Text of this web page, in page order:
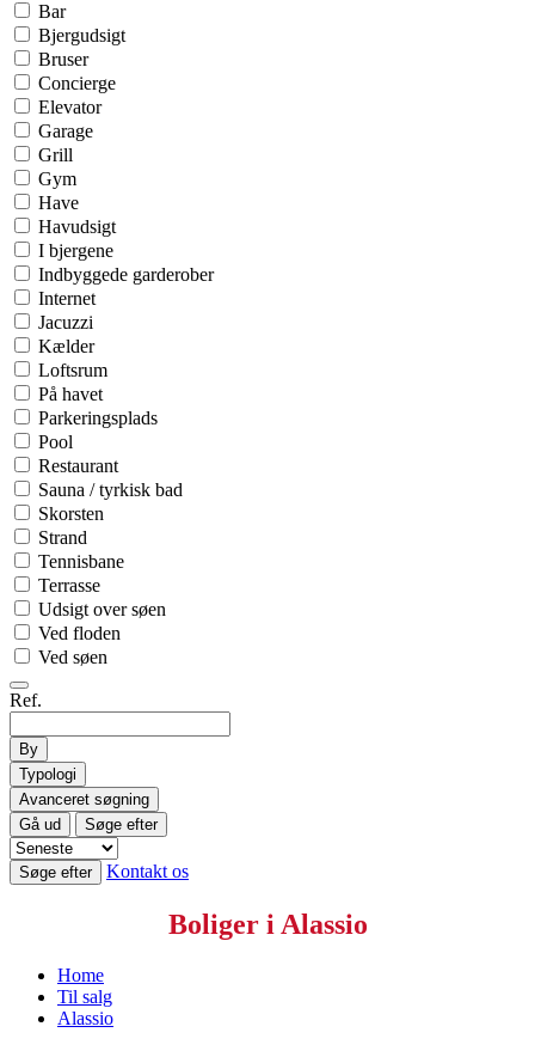
Bar
Bjergudsigt
Bruser
Concierge
Elevator
Garage
Grill
Gym
Have
Havudsigt
I bjergene
Indbyggede garderober
Internet
Jacuzzi
Kælder
Loftsrum
På havet
Parkeringsplads
Pool
Restaurant
Sauna / tyrkisk bad
Skorsten
Strand
Tennisbane
Terrasse
Udsigt over søen
Ved floden
Ved søen
Ref.
By
Typologi
Avanceret søgning
Gå ud
Søge efter
Søge efter Kontakt os
Boliger i Alassio
Home
Til salg
Alassio